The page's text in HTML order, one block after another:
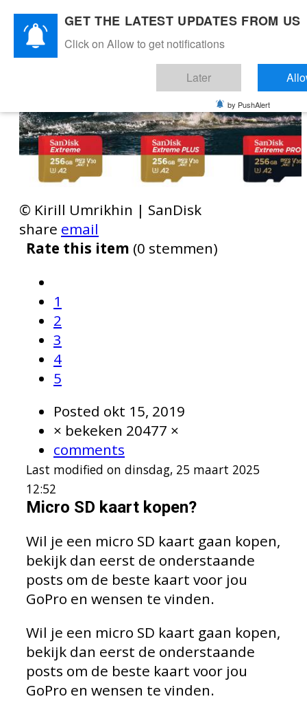
© Kirill Umrikhin | SanDisk
share email
Rate this item (0 stemmen)
1
2
3
4
5
Posted okt 15, 2019
× bekeken 20477 ×
comments
Last modified on dinsdag, 25 maart 2025
12:52
Micro SD kaart kopen?
Wil je een micro SD kaart gaan kopen,
bekijk dan eerst de onderstaande
posts om de beste kaart voor jou
GoPro en wensen te vinden.
Wil je een micro SD kaart gaan kopen,
bekijk dan eerst de onderstaande
posts om de beste kaart voor jou
GoPro en wensen te vinden.
GET THE LATEST UPDATES FROM US
Click on Allow to get notifications
Later
by PushAlert